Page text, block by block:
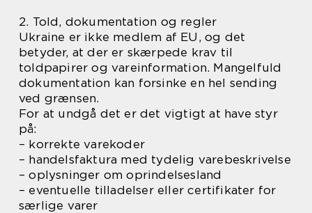
2. Told, dokumentation og regler
Ukraine er ikke medlem af EU, og det
betyder, at der er skærpede krav til
toldpapirer og vareinformation. Mangelfuld
dokumentation kan forsinke en hel sending
ved grænsen.
For at undgå det er det vigtigt at have styr
på:
– korrekte varekoder
– handelsfaktura med tydelig varebeskrivelse
– oplysninger om oprindelsesland
– eventuelle tilladelser eller certifikater for
særlige varer